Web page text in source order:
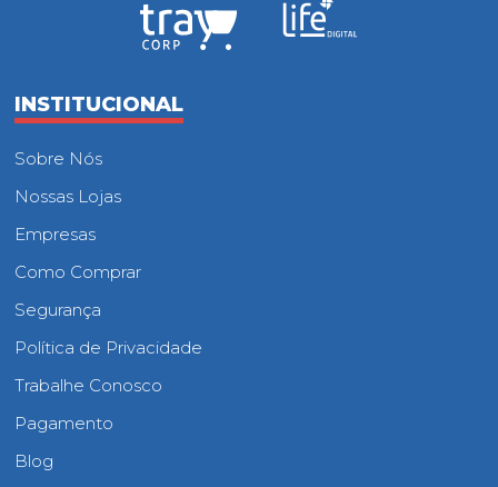
INSTITUCIONAL
Sobre Nós
Nossas Lojas
Empresas
Como Comprar
Segurança
Política de Privacidade
Trabalhe Conosco
Pagamento
Blog